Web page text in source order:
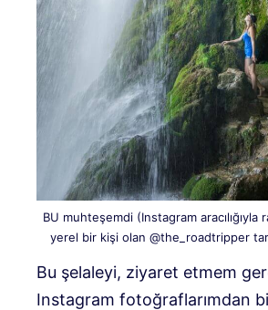
BU muhteşemdi (Instagram aracılığıyla
yerel bir kişi olan @the_roadtripper
Bu şelaleyi, ziyaret etmem
Instagram fotoğraflarımdan